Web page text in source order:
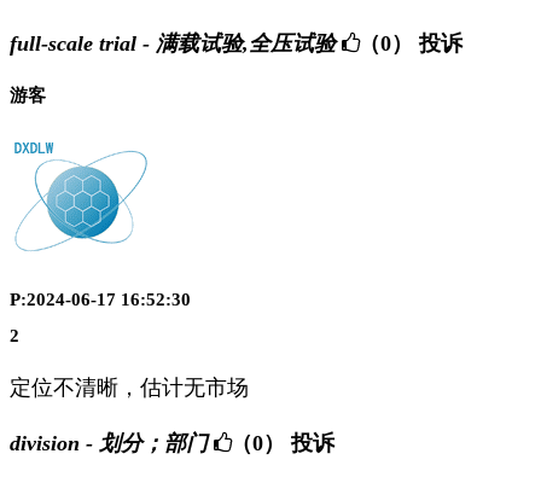
full-scale trial - 满载试验,全压试验 （0） 投诉
游客
P:2024-06-17 16:52:30
2
定位不清晰，估计无市场
division - 划分；部门 （0） 投诉